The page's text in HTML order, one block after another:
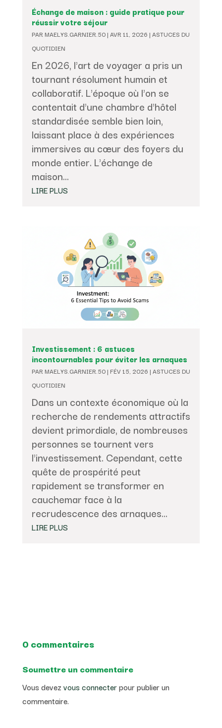
Échange de maison : guide pratique pour
réussir votre séjour
PAR MAELYS.GARNIER.50| AVR 11, 2026 | ASTUCES DU
QUOTIDIEN
En 2026, l'art de voyager a pris un
tournant résolument humain et
collaboratif. L'époque où l'on se
contentait d'une chambre d'hôtel
standardisée semble bien loin,
laissant place à des expériences
immersives au cœur des foyers du
monde entier. L'échange de
maison...
LIRE PLUS
Investissement : 6 astuces
incontournables pour éviter les arnaques
PAR MAELYS.GARNIER.50| FÉV 15, 2026 | ASTUCES DU
QUOTIDIEN
Dans un contexte économique où la
recherche de rendements attractifs
devient primordiale, de nombreuses
personnes se tournent vers
l'investissement. Cependant, cette
quête de prospérité peut
rapidement se transformer en
cauchemar face à la
recrudescence des arnaques...
LIRE PLUS
0 commentaires
Soumettre un commentaire
Vous devez vous connecterpour publier un
commentaire.